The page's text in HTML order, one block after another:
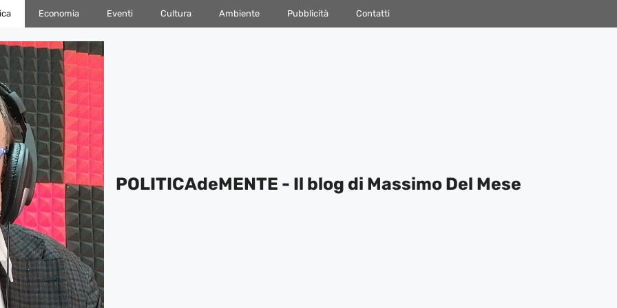
Economia Eventi Cultura Ambiente Pubblicità Contatti
POLITICAdeMENTE - Il blog di Massimo Del Mese